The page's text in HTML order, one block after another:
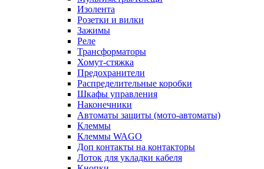
Изолента
Розетки и вилки
Зажимы
Реле
Трансформаторы
Хомут-стяжка
Предохранители
Распределительные коробки
Шкафы управления
Наконечники
Автоматы защиты (мото-автоматы)
Клеммы
Клеммы WAGO
Доп контакты на контакторы
Лоток для укладки кабеля